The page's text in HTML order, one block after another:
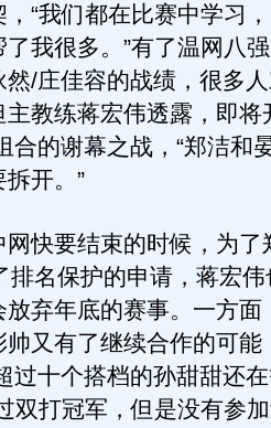
“我们都在比赛中学习
我很多。”有了温网八
/庄佳容的战绩，很多
教练蒋宏伟透露，即将
合的谢幕之战，“郑洁和
开。”
要结束的时候，为了
排名保护的申请，蒋宏
弃年底的赛事。一方面
又有了继续合作的可能
过十个搭档的孙甜甜还
双打冠军，但是没有参